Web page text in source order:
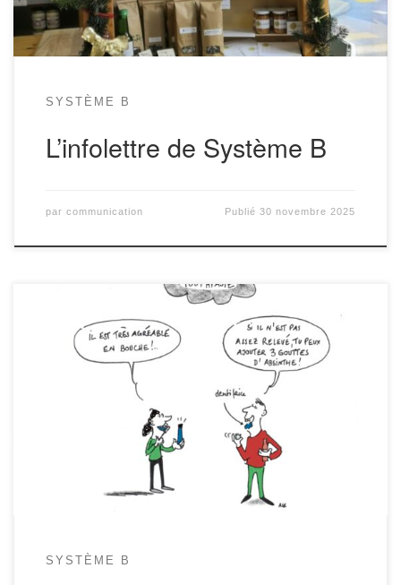
SYSTÈME B
L’infolettre de Système B
par communication Publié30 novembre 2025
Salut! Ca va ? L’infolettre est de retour avec plein d’infos cruciales
sur la vie de Système B, ta coopérative bio, éthique, locale, et
préférée! Si tu débarques à Système B, on commence avec un
reminder incontournable, que voici: La soirée des nouveaux-
nouvelles, c’est demain! C’est ce lundi 17 novembre, […]
SYSTÈME B